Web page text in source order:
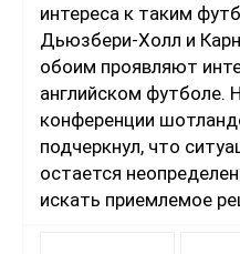
интереса к таким
Дьюзбери-Холл и
обоим проявляют
английском футболе.
конференции
подчеркнул, что
остается
искать приемлемое